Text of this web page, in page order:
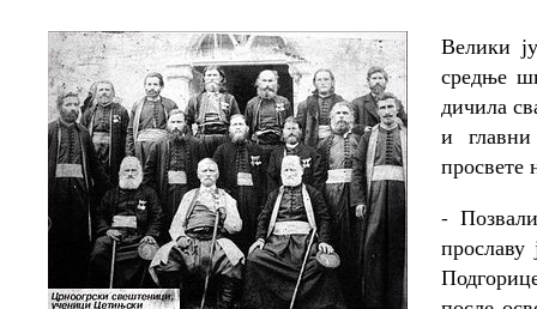
Велики
средње
дичила
и
просвете
-